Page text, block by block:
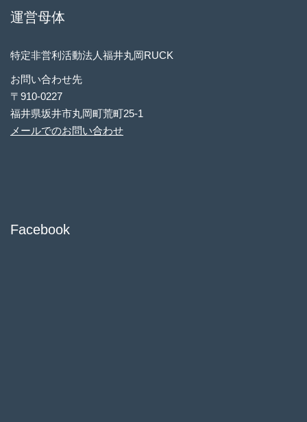
運営母体
特定非営利活動法人福井丸岡RUCK
お問い合わせ先
〒910-0227
福井県坂井市丸岡町荒町25-1
メールでのお問い合わせ
Facebook